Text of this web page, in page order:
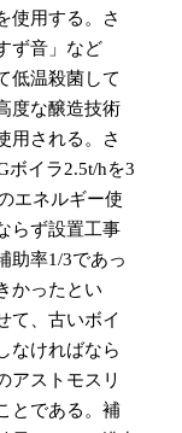
使用する。さ
ず音」など
低温殺菌して
度な醸造技術
用される。さ
ボイラ2.5t/hを3
エネルギー使
らず設置工事
助率1/3であっ
かったとい
て、古いボイ
なければなら
アストモスリ
とである。補